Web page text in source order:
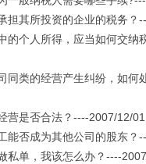
其所投资的企业的税务？
个人所得，应当如何交纳
类的经营产生纠纷，如何
是否合法？----2007/12/01
否成为其他公司的股东？
单，我该怎么办？----